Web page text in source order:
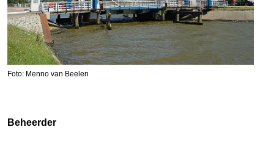
Foto: Menno van Beelen
Beheerder